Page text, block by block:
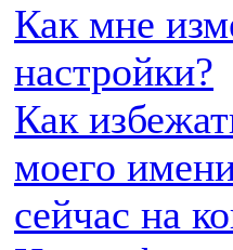
Как мне
настройки?
Как
моего
сейчас на